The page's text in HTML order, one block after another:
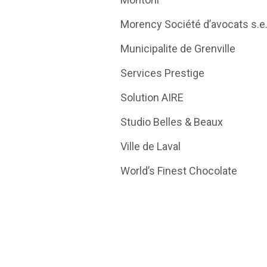
Morency Société d’avocats
Municipalite de Grenville
Services Prestige
Solution AIRE
Studio Belles & Beaux
Ville de Laval
World’s Finest Chocolate